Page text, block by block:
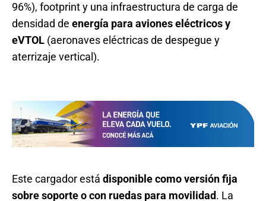
96%), footprint y una infraestructura de carga de
densidad de energía para aviones eléctricos y
eVTOL (aeronaves eléctricas de despegue y
aterrizaje vertical).
Este cargador está disponible como versión fija
sobre soporte o con ruedas para movilidad. La